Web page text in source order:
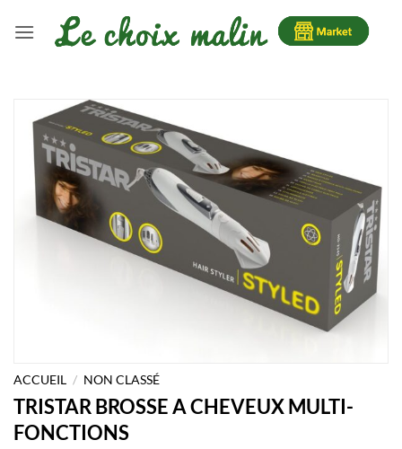
ACCUEIL / NON CLASSÉ
TRISTAR BROSSE A CHEVEUX MULTI-
FONCTIONS